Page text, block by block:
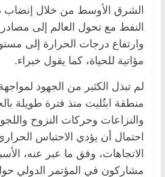
الشرق الأوسط من خلال إنضاب
النفط مع تحول العالم إلى مصادر
وارتفاع درجات الحرارة إلى
مؤاتية للحياة، كما يقول خبراء.
لم تبذل الكثير من الجهود
منطقة ابتُليت منذ فترة طويلة
والنزاعات وحركات النزوح
احتمال أن يؤدي الاحتباس
الاتجاهات، وفق ما عبر عنه،
مشاركون في المؤتمر الدولي